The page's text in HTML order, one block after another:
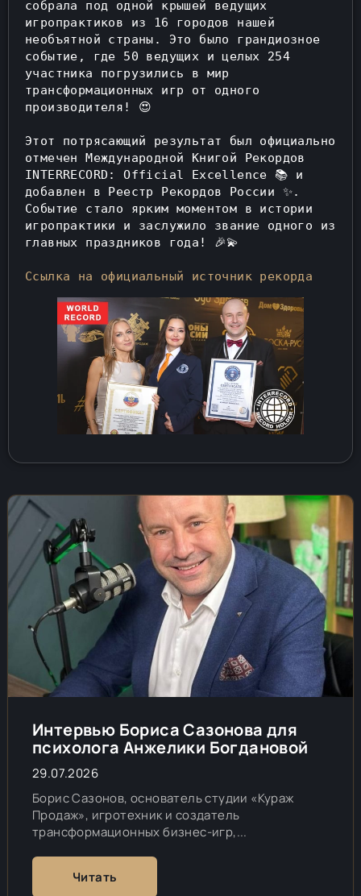
собрала под одной крышей ведущих
игропрактиков из 16 городов нашей
необъятной страны. Это было грандиозное
событие, где 50 ведущих и целых 254
участника погрузились в мир
трансформационных игр от одного
производителя! 😍
Этот потрясающий результат был официально
отмечен Международной Книгой Рекордов
INTERRECORD: Official Excellence 📚 и
добавлен в Реестр Рекордов России ✨.
Событие стало ярким моментом в истории
игропрактики и заслужило звание одного из
главных праздников года! 🎉💫
Ссылка на официальный источник рекорда
Интервью Бориса Сазонова для
психолога Анжелики Богдановой
29.07.2026
Борис Сазонов, основатель студии «Кураж
Продаж», игротехник и создатель
трансформационных бизнес-игр,...
Читать